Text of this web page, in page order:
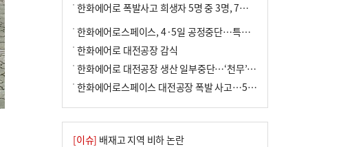
한화에어로 폭발사고 희생자 5명 중 3명, 7일 영면
한화에어로스페이스, 4·5일 공정중단…특별 안전점검
한화에어로 대전공장 감식
한화에어로 대전공장 생산 일부중단…‘천무’ 수출 비상
한화에어로스페이스 대전공장 폭발 사고…5명 사망·2명 부상(종합)
[이슈] 배재고 지역 비하 논란